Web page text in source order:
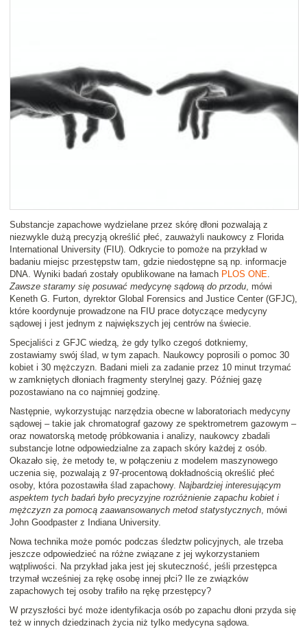
Substancje zapachowe wydzielane przez skórę dłoni pozwalają z
niezwykle dużą precyzją określić płeć, zauważyli naukowcy z Florida
International University (FIU). Odkrycie to pomoże na przykład w
badaniu miejsc przestępstw tam, gdzie niedostępne są np. informacje
DNA. Wyniki badań zostały opublikowane na łamach PLOS ONE.
Zawsze staramy się posuwać medycynę sądową do przodu, mówi
Keneth G. Furton, dyrektor Global Forensics and Justice Center (GFJC),
które koordynuje prowadzone na FIU prace dotyczące medycyny
sądowej i jest jednym z największych jej centrów na świecie.
Specjaliści z GFJC wiedzą, że gdy tylko czegoś dotkniemy,
zostawiamy swój ślad, w tym zapach. Naukowcy poprosili o pomoc 30
kobiet i 30 mężczyzn. Badani mieli za zadanie przez 10 minut trzymać
w zamkniętych dłoniach fragmenty sterylnej gazy. Później gazę
pozostawiano na co najmniej godzinę.
Następnie, wykorzystując narzędzia obecne w laboratoriach medycyny
sądowej – takie jak chromatograf gazowy ze spektrometrem gazowym –
oraz nowatorską metodę próbkowania i analizy, naukowcy zbadali
substancje lotne odpowiedzialne za zapach skóry każdej z osób.
Okazało się, że metody te, w połączeniu z modelem maszynowego
uczenia się, pozwalają z 97-procentową dokładnością określić płeć
osoby, która pozostawiła ślad zapachowy. Najbardziej interesującym
aspektem tych badań było precyzyjne rozróżnienie zapachu kobiet i
mężczyzn za pomocą zaawansowanych metod statystycznych, mówi
John Goodpaster z Indiana University.
Nowa technika może pomóc podczas śledztw policyjnych, ale trzeba
jeszcze odpowiedzieć na różne związane z jej wykorzystaniem
wątpliwości. Na przykład jaka jest jej skuteczność, jeśli przestępca
trzymał wcześniej za rękę osobę innej płci? Ile ze związków
zapachowych tej osoby trafiło na rękę przestępcy?
W przyszłości być może identyfikacja osób po zapachu dłoni przyda się
też w innych dziedzinach życia niż tylko medycyna sądowa.